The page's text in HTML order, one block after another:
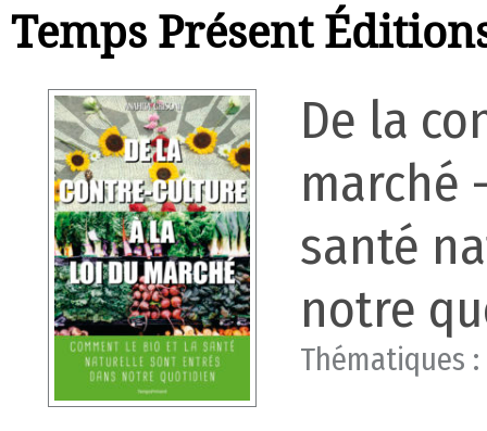
Temps Présent
De la
marché
santé
notre
Thématiques :